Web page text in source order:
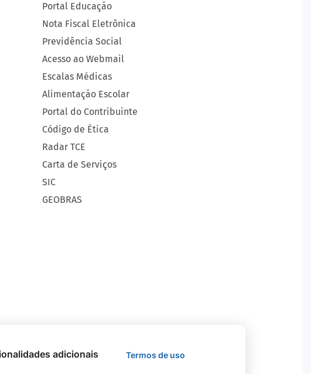
Portal Educação
Nota Fiscal Eletrônica
Previdência Social
Acesso ao Webmail
Escalas Médicas
Alimentação Escolar
Portal do Contribuinte
Código de Ética
Radar TCE
Carta de Serviços
SIC
GEOBRAS
adicionais Termos de uso